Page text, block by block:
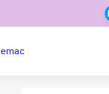
mac